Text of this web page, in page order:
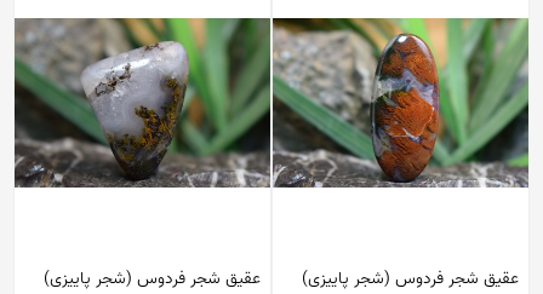
عقیق شجر فردوس (شجر پاییزی) عقیق شجر فردوس (شجر پاییزی)